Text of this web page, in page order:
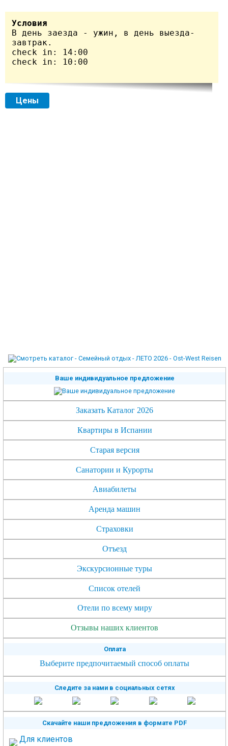
Условия
В день заезда - ужин, в день выезда-
завтрак.
check in: 14:00
check in: 10:00
Цены
Ваше индивидуальное предложение
Заказать Каталог 2026
Квартиры в Испании
Старая версия
Санатории и Курорты
Авиабилеты
Аренда машин
Страховки
Отъезд
Экскурсионные туры
Список отелей
Отели по всему миру
Отзывы наших клиентов
Оплата
Выберите предпочитаемый способ оплаты
Следите за нами в социальных сетях
Скачайте наши предложения в формате PDF
Для клиентов